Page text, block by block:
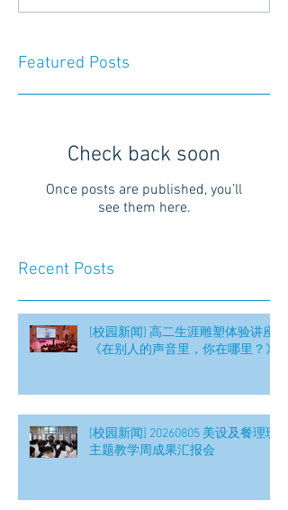
Featured Posts
Check back soon
Once posts are published, you’ll
see them here.
Recent Posts
[校园新闻] 高二生涯雕塑体验讲座
《在别人的声音里，你在哪里？》
[校园新闻] 20260805 美设及餐理班
主题教学周成果汇报会